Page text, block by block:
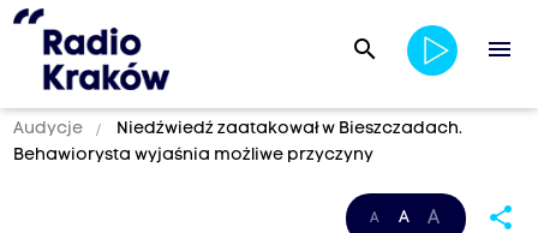
search menu
Audycje
Niedźwiedź zaatakował w Bieszczadach.
Behawiorysta wyjaśnia możliwe przyczyny
A A A share